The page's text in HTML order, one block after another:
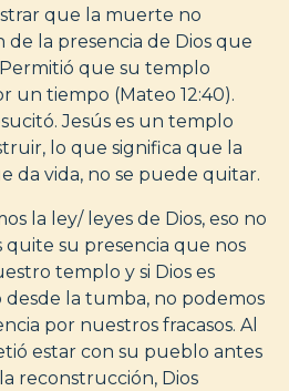
que la muerte no
de la presencia de Dios que
que su templo
un tiempo (Mateo 12:40).
Jesús es un templo
lo que significa que la
da vida, no se puede quitar.
la ley/ leyes de Dios, eso no
quite su presencia que nos
templo y si Dios es
la tumba, no podemos
por nuestros fracasos. Al
estar con su pueblo antes
reconstrucción, Dios